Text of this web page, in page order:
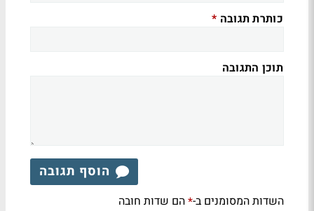
כותרת תגובה *
תוכן התגובה
הוסף תגובה
השדות המסומנים ב-*הם שדות חובה